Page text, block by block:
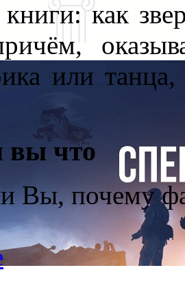
книги: как
или
вы что
Вы, почему